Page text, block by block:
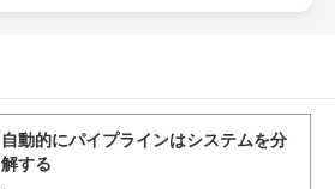
自動的にパイプラインはシステムを分
解する